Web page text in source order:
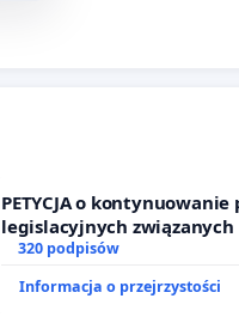
PETYCJA o kontynuowanie
legislacyjnych
prawa rodzinnego
320 podpisów
Informacja o przejrzystości